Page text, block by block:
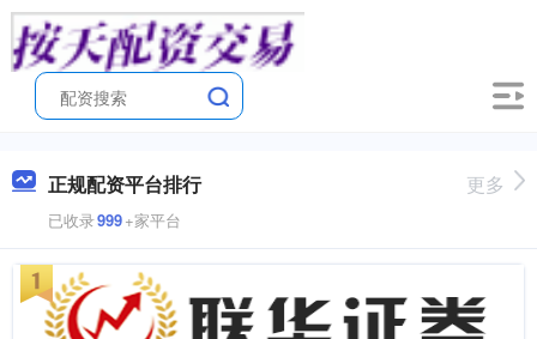
正规配资平台排行
已收录999+家平台
更多